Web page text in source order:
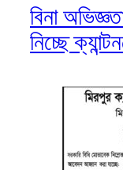
বিনা
নিচ্ছে